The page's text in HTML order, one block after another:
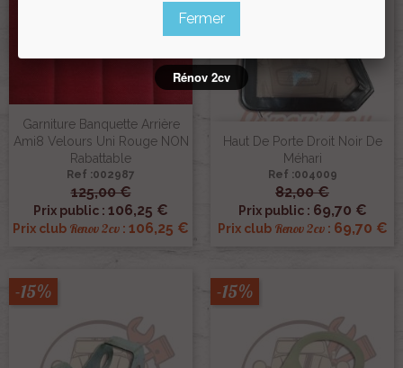
Garniture Banquette Arrière
Ami8 Velours Uni Rouge NON
Rabattable
Ref :002987
125,00 €
Prix public : 106,25 €
Prix club Renov 2cv : 106,25 €
Haut De Porte Droit Noir De
Méhari
Ref :004009
82,00 €
Prix public : 69,70 €
Prix club Renov 2cv: 69,70 €
-15% -15%
Fermer
Rénov 2cv